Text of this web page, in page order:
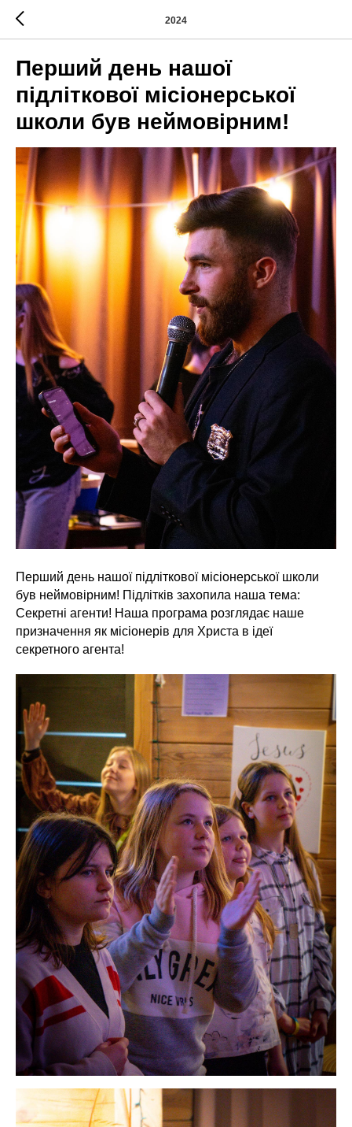
2024
Перший день нашої
підліткової місіонерської
школи був неймовірним!
Перший день нашої підліткової місіонерської школи
був неймовірним! Підлітків захопила наша тема:
Секретні агенти! Наша програма розглядає наше
призначення як місіонерів для Христа в ідеї
секретного агента!